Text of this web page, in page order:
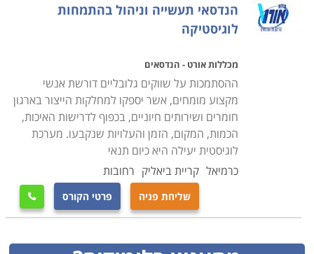
הנדסאי תעשייה וניהול בהתמחות
לוגיסטיקה
מכללות אורט - הנדסאים
ההסתמכות על שווקים גלובליים דורשת אנשי
מקצוע מומחים, אשר יספקו למחלקות הייצור בארגון
חומרים ושירותים חיוניים, בכפוף לדרישות האיכות,
הכמות, המקום, הזמן והעלויות שנקבעו. מערכת
לוגיסטית יעילה היא כיום תנאי
כרמיאל קריית ביאליק רחובות
שליחת פניה פרטי הקורס 